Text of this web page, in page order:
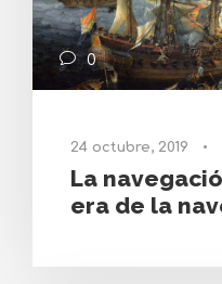
0
24 octubre, 2019 •
La
era de la